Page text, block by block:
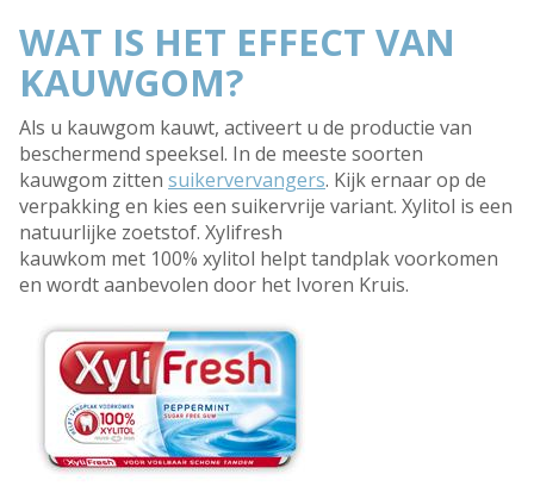
WAT IS HET EFFECT VAN
KAUWGOM?
Als u kauwgom kauwt, activeert u de productie van
beschermend speeksel. In de meeste soorten
kauwgom zitten suikervervangers. Kijk ernaar op de
verpakking en kies een suikervrije variant. Xylitol is een
natuurlijke zoetstof. Xylifresh
kauwkom met 100% xylitol helpt tandplak voorkomen
en wordt aanbevolen door het Ivoren Kruis.